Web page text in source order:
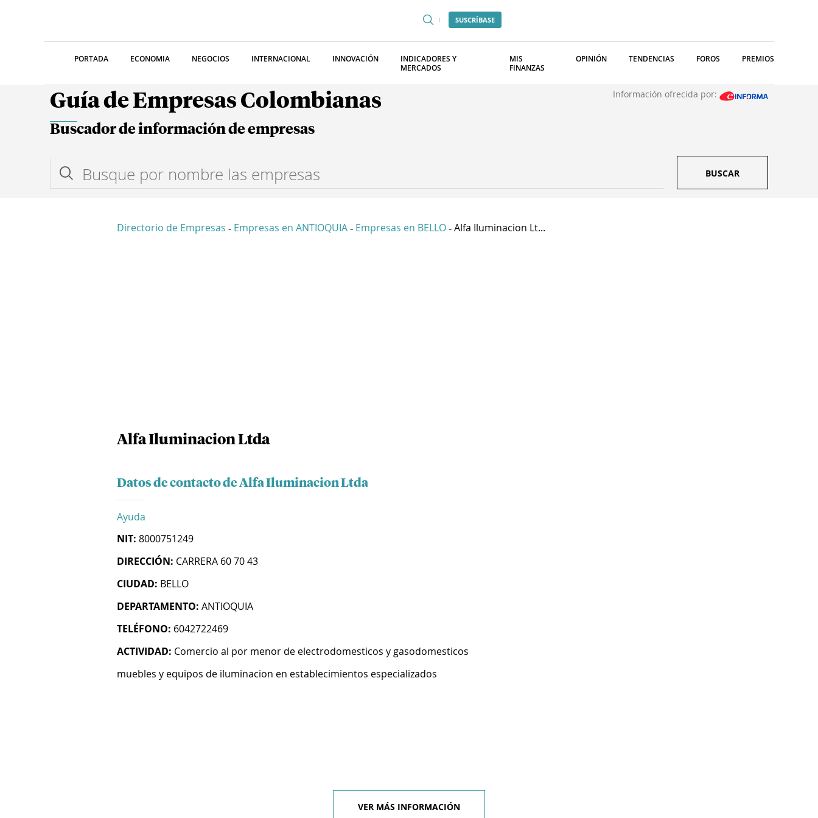
SUSCRÍBASE
PORTADA ECONOMIA NEGOCIOS INTERNACIONAL INNOVACIÓN
INDICADORES Y
MERCADOS
MIS
FINANZAS
OPINIÓN TENDENCIAS FOROS PREMIOS
Guía de Empresas Colombianas Información ofrecida por:
Buscador de información de empresas
BUSCAR
Directorio de Empresas - Empresas en ANTIOQUIA - Empresas en BELLO - Alfa Iluminacion Lt...
Alfa Iluminacion Ltda
Datos de contacto de Alfa Iluminacion Ltda
Ayuda
NIT: 8000751249
DIRECCIÓN: CARRERA 60 70 43
CIUDAD: BELLO
DEPARTAMENTO: ANTIOQUIA
TELÉFONO: 6042722469
ACTIVIDAD: Comercio al por menor de electrodomesticos y gasodomesticos
muebles y equipos de iluminacion en establecimientos especializados
VER MÁS INFORMACIÓN